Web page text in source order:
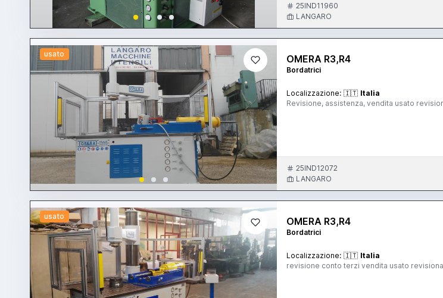
25IND11960
LANGARO
usato OMERA R3,R4
Bordatrici
Localizzazione: 🇮🇹 Italia
Revisione, assistenza, vendita usato
25IND12072
LANGARO
usato OMERA R3,R4
Bordatrici
Localizzazione: 🇮🇹 Italia
revisione conto terzi vendita usato